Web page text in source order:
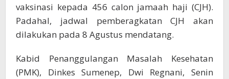
vaksinasi kepada 456 calon jamaah haji (CJH).
Padahal, jadwal pemberagkatan CJH akan
dilakukan pada 8 Agustus mendatang.
Kabid Penanggulangan Masalah Kesehatan
(PMK), Dinkes Sumenep, Dwi Regnani, Senin